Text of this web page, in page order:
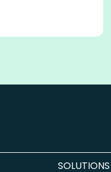
SOLUTIONS